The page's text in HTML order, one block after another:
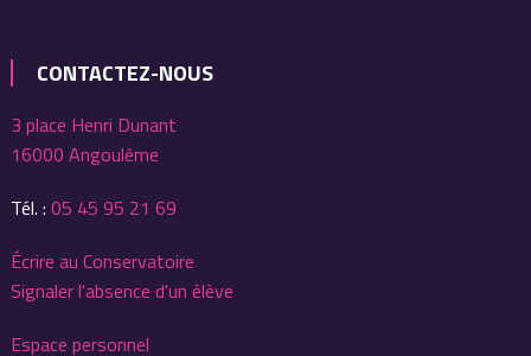
CONTACTEZ-NOUS
3 place Henri Dunant
16000 Angoulême
Tél. : 05 45 95 21 69
Écrire au Conservatoire
Signaler l'absence d'un élève
Espace personnel